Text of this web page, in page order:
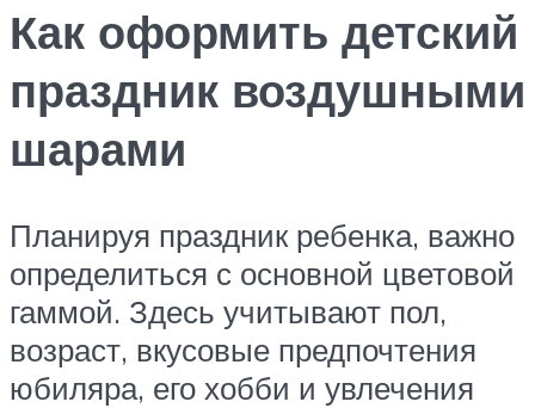
Как оформить детский
праздник воздушными
шарами
Планируя праздник ребенка, важно
определиться с основной цветовой
гаммой. Здесь учитывают пол,
возраст, вкусовые предпочтения
юбиляра, его хобби и увлечения